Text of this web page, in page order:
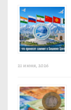
21 июня, 2026